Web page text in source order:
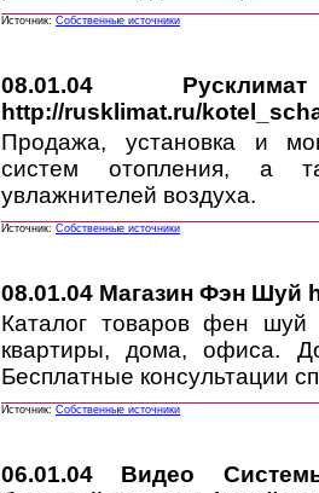
Источник: Собственные источники
08.01.04
http://rusklimat.ru/
Продажа, установка и
систем отопления, а
увлажнителей воздуха.
Источник: Собственные источники
08.01.04 Магазин Фэн Шуй
Каталог товаров фен шуй
квартиры, дома, офиса.
Бесплатные консультации
Источник: Собственные источники
06.01.04 Видео